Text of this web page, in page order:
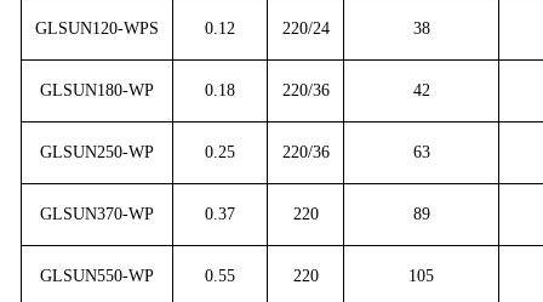
GLSUN120-WPS 0.12 220/24 38
GLSUN180-WP 0.18 220/36 42
GLSUN250-WP 0.25 220/36 63
GLSUN370-WP 0.37 220 89
GLSUN550-WP 0.55 220 105